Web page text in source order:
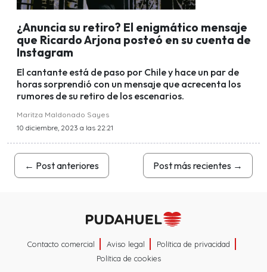
¿Anuncia su retiro? El enigmático mensaje
que Ricardo Arjona posteó en su cuenta de
Instagram
El cantante está de paso por Chile y hace un par de
horas sorprendió con un mensaje que acrecenta los
rumores de su retiro de los escenarios.
Maritza Maldonado Sayes
10 diciembre, 2023 a las 22:21
← Post anteriores Post más recientes →
Contacto comercial Aviso legal
Política de privacidad
Política de cookies